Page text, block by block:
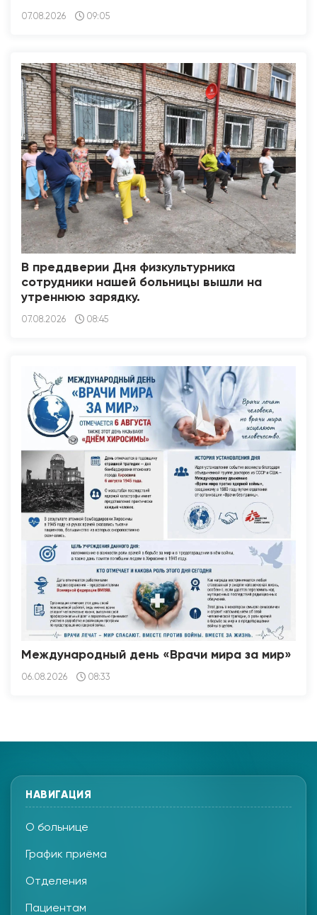
07.08.2026 09:05
В преддверии Дня физкультурника
сотрудники нашей больницы вышли на
утреннюю зарядку.
07.08.2026 08:45
Международный день «Врачи мира за мир»
06.08.2026 08:33
НАВИГАЦИЯ
О больнице
График приёма
Отделения
Пациентам